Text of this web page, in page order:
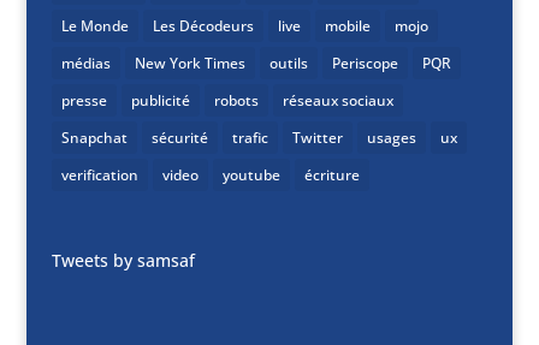
Le Monde
Les Décodeurs live mobile
mojo
médias
New York Times outils Periscope
PQR
presse
publicité robots
réseaux sociaux
Snapchat
sécurité trafic Twitter usages
ux
verification
video youtube écriture
Tweets by samsaf